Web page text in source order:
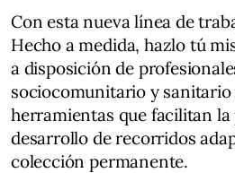
Con esta nueva línea de
Hecho a medida, hazlo tú
a disposición de
sociocomunitario y sanitario
herramientas que facilitan
desarrollo de recorridos
colección permanente.